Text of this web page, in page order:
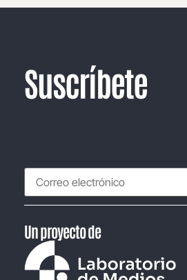
Suscríbete
Un proyecto de